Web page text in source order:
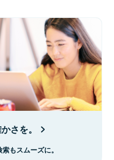
さを。
もスムーズに。